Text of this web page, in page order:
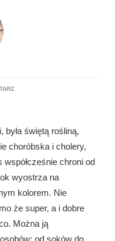
DO
była świętą rośliną,
choróbska i cholery,
chroni od
wyostrza na
kolorem. Nie
że super, a i dobre
Można ją